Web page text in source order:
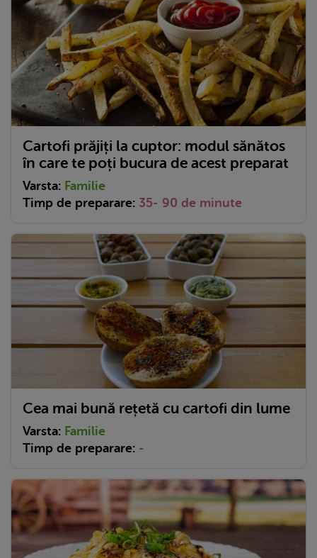
Cartofi prăjiți la cuptor: modul sănătos
în care te poți bucura de acest preparat
Varsta: Familie
Timp de preparare: 35- 90 de minute
Cea mai bună rețetă cu cartofi din lume
Varsta: Familie
Timp de preparare: -